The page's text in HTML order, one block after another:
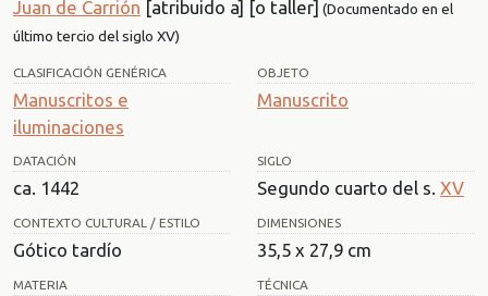
Juan de Carrión [atribuido a] [o taller] (Documentado en el
último tercio del siglo XV)
CLASIFICACIÓN GENÉRICA
Manuscritos e
iluminaciones
OBJETO
Manuscrito
DATACIÓN
ca. 1442
SIGLO
Segundo cuarto del s. XV
CONTEXTO CULTURAL / ESTILO
Gótico tardío
DIMENSIONES
35,5 x 27,9 cm
MATERIA TÉCNICA